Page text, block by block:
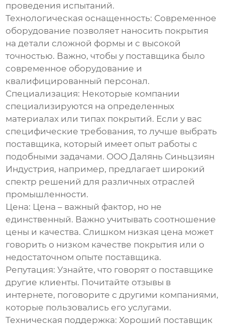
проведения испытаний.
Технологическая оснащенность: Современное
оборудование позволяет наносить покрытия
на детали сложной формы и с высокой
точностью. Важно, чтобы у поставщика было
современное оборудование и
квалифицированный персонал.
Специализация: Некоторые компании
специализируются на определенных
материалах или типах покрытий. Если у вас
специфические требования, то лучше выбрать
поставщика, который имеет опыт работы с
подобными задачами. ООО Далянь Синьцзиян
Индустрия, например, предлагает широкий
спектр решений для различных отраслей
промышленности.
Цена: Цена – важный фактор, но не
единственный. Важно учитывать соотношение
цены и качества. Слишком низкая цена может
говорить о низком качестве покрытия или о
недостаточном опыте поставщика.
Репутация: Узнайте, что говорят о поставщике
другие клиенты. Почитайте отзывы в
интернете, поговорите с другими компаниями,
которые пользовались его услугами.
Техническая поддержка: Хороший поставщик